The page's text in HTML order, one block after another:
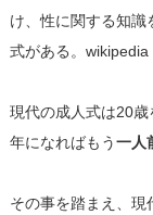
け、性に関する知
式がある。wikipedia
現代の成人式は20
年になればもう一人
その事を踏まえ、現